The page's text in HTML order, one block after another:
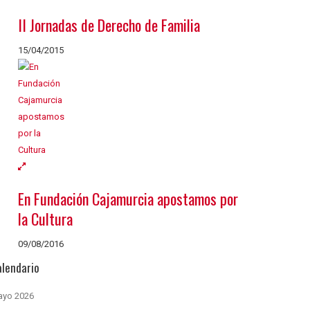
II Jornadas de Derecho de Familia
15/04/2015
En Fundación Cajamurcia apostamos por
la Cultura
09/08/2016
2026